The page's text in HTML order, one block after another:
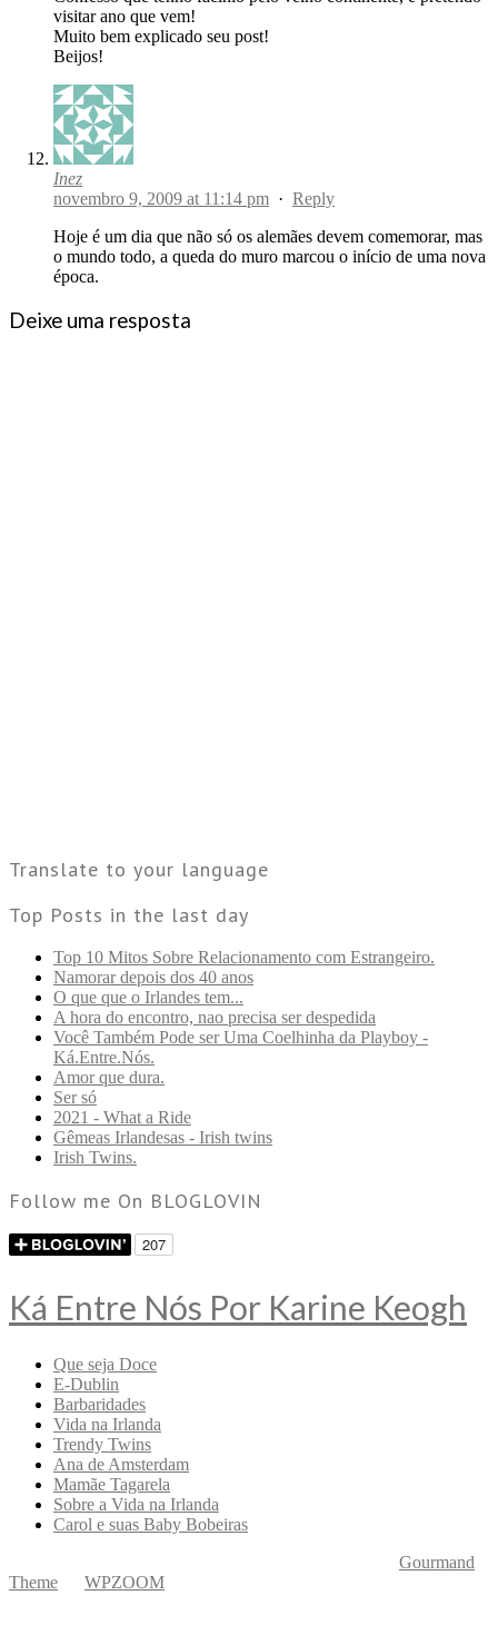
visitar ano que vem!
Muito bem explicado seu post!
Beijos!
Inez
novembro 9, 2009 at 11:14 pm · Reply
Hoje é um dia que não só os alemães devem comemorar, mas
o mundo todo, a queda do muro marcou o início de uma nova
época.
Deixe uma resposta
Translate to your language
Top Posts in the last day
Top 10 Mitos Sobre Relacionamento com Estrangeiro.
Namorar depois dos 40 anos
O que que o Irlandes tem...
A hora do encontro, nao precisa ser despedida
Você Também Pode ser Uma Coelhinha da Playboy -
Ká.Entre.Nós.
Amor que dura.
Ser só
2021 - What a Ride
Gêmeas Irlandesas - Irish twins
Irish Twins.
Follow me On BLOGLOVIN
Ká Entre Nós Por Karine Keogh
Que seja Doce
E-Dublin
Barbaridades
Vida na Irlanda
Trendy Twins
Ana de Amsterdam
Mamãe Tagarela
Sobre a Vida na Irlanda
Carol e suas Baby Bobeiras
Gourmand
Theme
WPZOOM